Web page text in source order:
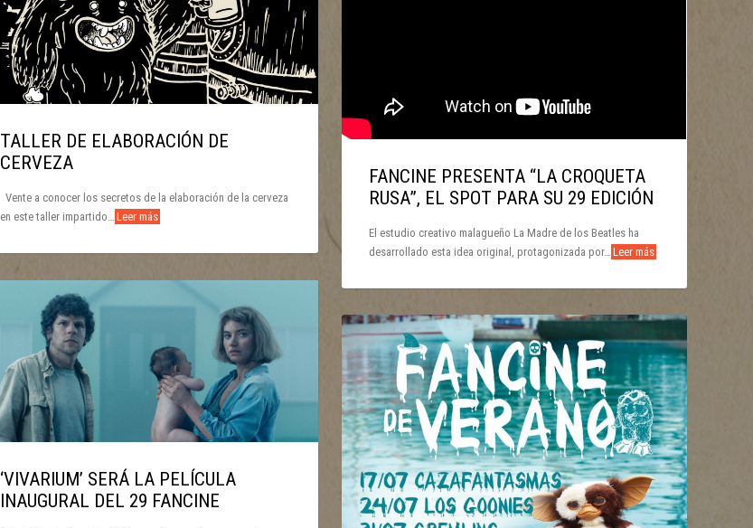
TALLER DE ELABORACIÓN DE
CERVEZA
Vente a conocer los secretos de la elaboración de la cerveza
en este taller impartido… Leer más
FANCINE PRESENTA “LA CROQUETA
RUSA”, EL SPOT PARA SU 29 EDICIÓN
El estudio creativo malagueño La Madre de los Beatles ha
desarrollado esta idea original, protagonizada por…
Leer más
‘VIVARIUM’ SERÁ LA PELÍCULA
INAUGURAL DEL 29 FANCINE